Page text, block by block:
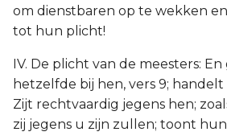
om dienstbaren op te wekken
tot hun plicht!
IV. De plicht van de meesters:
hetzelfde bij hen, vers 9;
Zijt rechtvaardig jegens hen;
zij jegens u zijn zullen; toont